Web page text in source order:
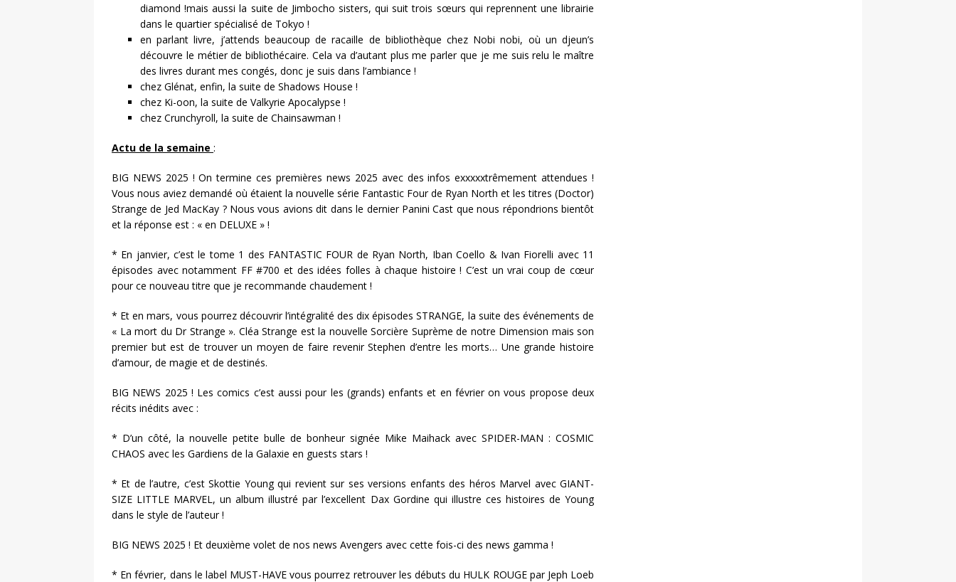
diamond !mais aussi la suite de Jimbocho sisters, qui suit trois sœurs qui reprennent une librairie
dans le quartier spécialisé de Tokyo !
en parlant livre, j’attends beaucoup de racaille de bibliothèque chez Nobi nobi, où un djeun’s
découvre le métier de bibliothécaire. Cela va d’autant plus me parler que je me suis relu le maître
des livres durant mes congés, donc je suis dans l’ambiance !
chez Glénat, enfin, la suite de Shadows House !
chez Ki-oon, la suite de Valkyrie Apocalypse !
chez Crunchyroll, la suite de Chainsawman !
Actu de la semaine :
BIG NEWS 2025 ! On termine ces premières news 2025 avec des infos exxxxxtrêmement attendues !
Vous nous aviez demandé où étaient la nouvelle série Fantastic Four de Ryan North et les titres (Doctor)
Strange de Jed MacKay ? Nous vous avions dit dans le dernier Panini Cast que nous répondrions bientôt
et la réponse est : « en DELUXE » !
* En janvier, c’est le tome 1 des FANTASTIC FOUR de Ryan North, Iban Coello & Ivan Fiorelli avec 11
épisodes avec notamment FF #700 et des idées folles à chaque histoire ! C’est un vrai coup de cœur
pour ce nouveau titre que je recommande chaudement !
* Et en mars, vous pourrez découvrir l’intégralité des dix épisodes STRANGE, la suite des événements de
« La mort du Dr Strange ». Cléa Strange est la nouvelle Sorcière Suprème de notre Dimension mais son
premier but est de trouver un moyen de faire revenir Stephen d’entre les morts… Une grande histoire
d’amour, de magie et de destinés.
BIG NEWS 2025 ! Les comics c’est aussi pour les (grands) enfants et en février on vous propose deux
récits inédits avec :
* D’un côté, la nouvelle petite bulle de bonheur signée Mike Maihack avec SPIDER-MAN : COSMIC
CHAOS avec les Gardiens de la Galaxie en guests stars !
* Et de l’autre, c’est Skottie Young qui revient sur ses versions enfants des héros Marvel avec GIANT-
SIZE LITTLE MARVEL, un album illustré par l’excellent Dax Gordine qui illustre ces histoires de Young
dans le style de l’auteur !
BIG NEWS 2025 ! Et deuxième volet de nos news Avengers avec cette fois-ci des news gamma !
* En février, dans le label MUST-HAVE vous pourrez retrouver les débuts du HULK ROUGE par Jeph Loeb